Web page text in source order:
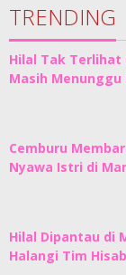
TRENDING
Hilal Tak Terlihat
Masih
Cemburu
Nyawa Istri di
Hilal Dipantau di
Halangi Tim